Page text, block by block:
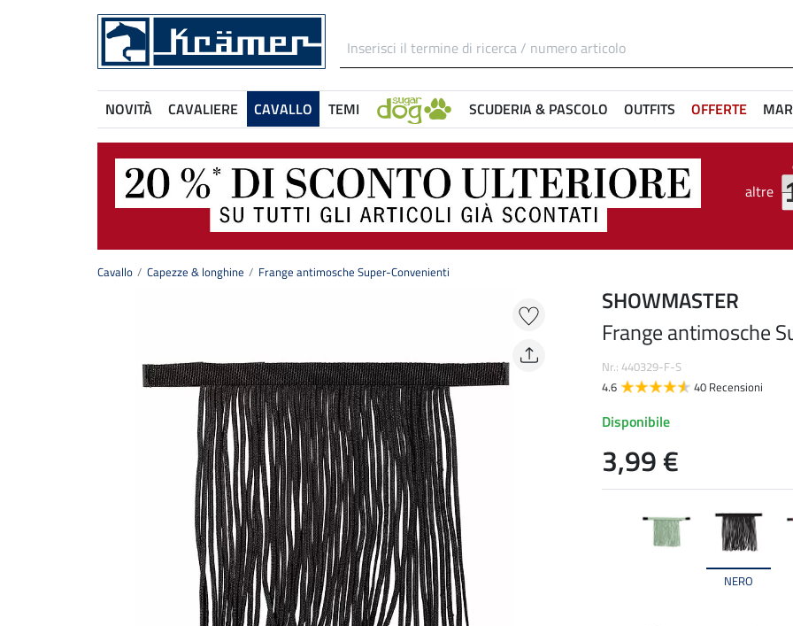
NOVITÀ CAVALIERE CAVALLO TEMI SCUDERIA & PASCOLO OUTFITS OFFERTE
altre
Cavallo Capezze & longhine Frange antimosche Super-Convenienti
NERO
SHOWMASTER
Frange antimosche
Nr.: 440329-F-S
4.6
40 Recensioni
Disponibile
3,99 €